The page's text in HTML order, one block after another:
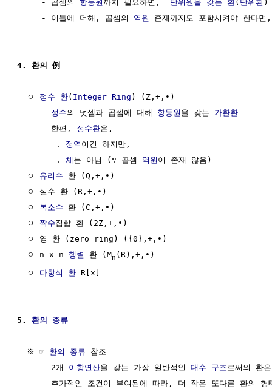
     - 곱셈의
항등원까지 필요하면, ` 단위원을 갖는 환( 단위환
     - 이들에 더해, 곱셈의
역원 존재까지도 포함시켜야 한다
4. 환의 例
  ㅇ
정수 환( Integer Ring ) (Z,+,∙)
     -
정수의 덧셈과 곱셈에 대해 항등원 을 갖는 가환환
     - 한편,
정수환은,
        .
정역 이긴 하지만,
        .
체 는 아님 (∵ 곱셈 역원 이 존재 않음)
  ㅇ
유리수 환 (Q,+,∙)
  ㅇ 실수 환 (R,+,∙)
  ㅇ
복소수 환 (C,+,∙)
  ㅇ
짝수집합 환 (2Z,+,∙)
  ㅇ 영 환 (zero ring) ({0},+,∙)
  ㅇ n x n
행렬 환 (Mn (R),+,∙)
  ㅇ
다항식 환 R[x]
5. 환의 종류
  ※ ☞
환의 종류 참조
     - 2개
이항연산을 갖는 가장 일반적인 대수 구조로써의 환
- 추가적인 조건이 부여됨에 따라, 더 작은 또다른 환의 형